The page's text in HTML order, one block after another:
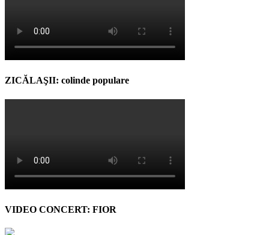
ZICĂLAŞII: colinde populare
VIDEO CONCERT: FIOR